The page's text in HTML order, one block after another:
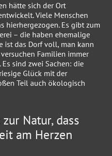
hätte sich der Ort
Viele Menschen
hierhergezogen. Es gibt zum
– die haben ehemalige
ist das Dorf voll, man kann
Familien immer
sind zwei Sachen: die
Glück mit der
Teil auch ökologisch
Natur, dass
am Herzen